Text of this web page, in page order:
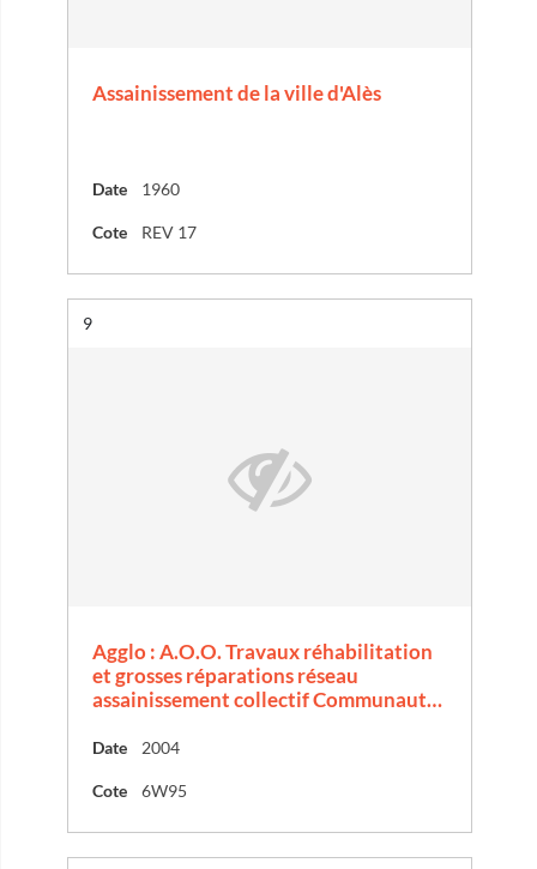
Assainissement de la ville d'Alès
Date 1960
Cote REV 17
Résultat n°
9
Agglo : A.O.O. Travaux réhabilitation
et grosses réparations réseau
assainissement collectif Communaut…
Date 2004
Cote 6W95